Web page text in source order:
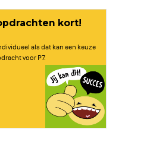
kort!
als dat kan een keuze
voor P7.